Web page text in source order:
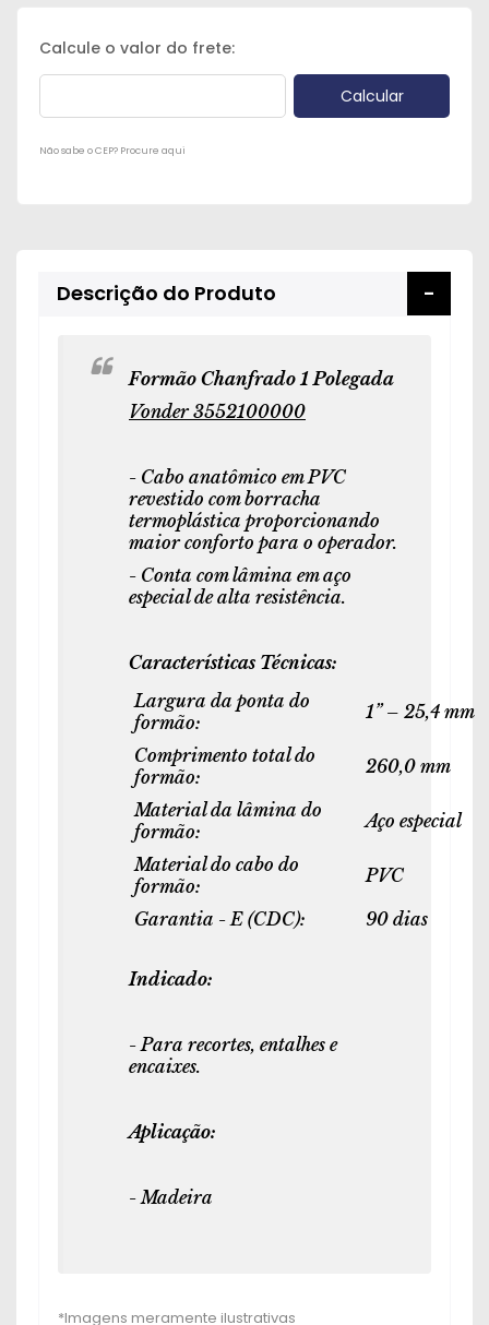
Não sabe o CEP? Procure aqui
Descrição do Produto
Formão Chanfrado 1 Polegada
Vonder 3552100000
- Cabo anatômico em PVC
revestido com borracha
termoplástica proporcionando
maior conforto para o operador.
- Conta com lâmina em aço
especial de alta resistência.
Características Técnicas:
Largura da ponta do
formão:
1” – 25,4 mm
Comprimento total do
formão:
260,0 mm
Material da lâmina do
formão:
Aço especial
Material do cabo do
formão:
PVC
Garantia - E (CDC):
90 dias
Indicado:
- Para recortes, entalhes e
encaixes.
Aplicação:
- Madeira